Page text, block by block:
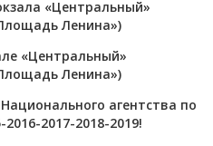
«Центральный»
Ленина»)
«Центральный»
Ленина»)
агентства по
2017-2018-2019!